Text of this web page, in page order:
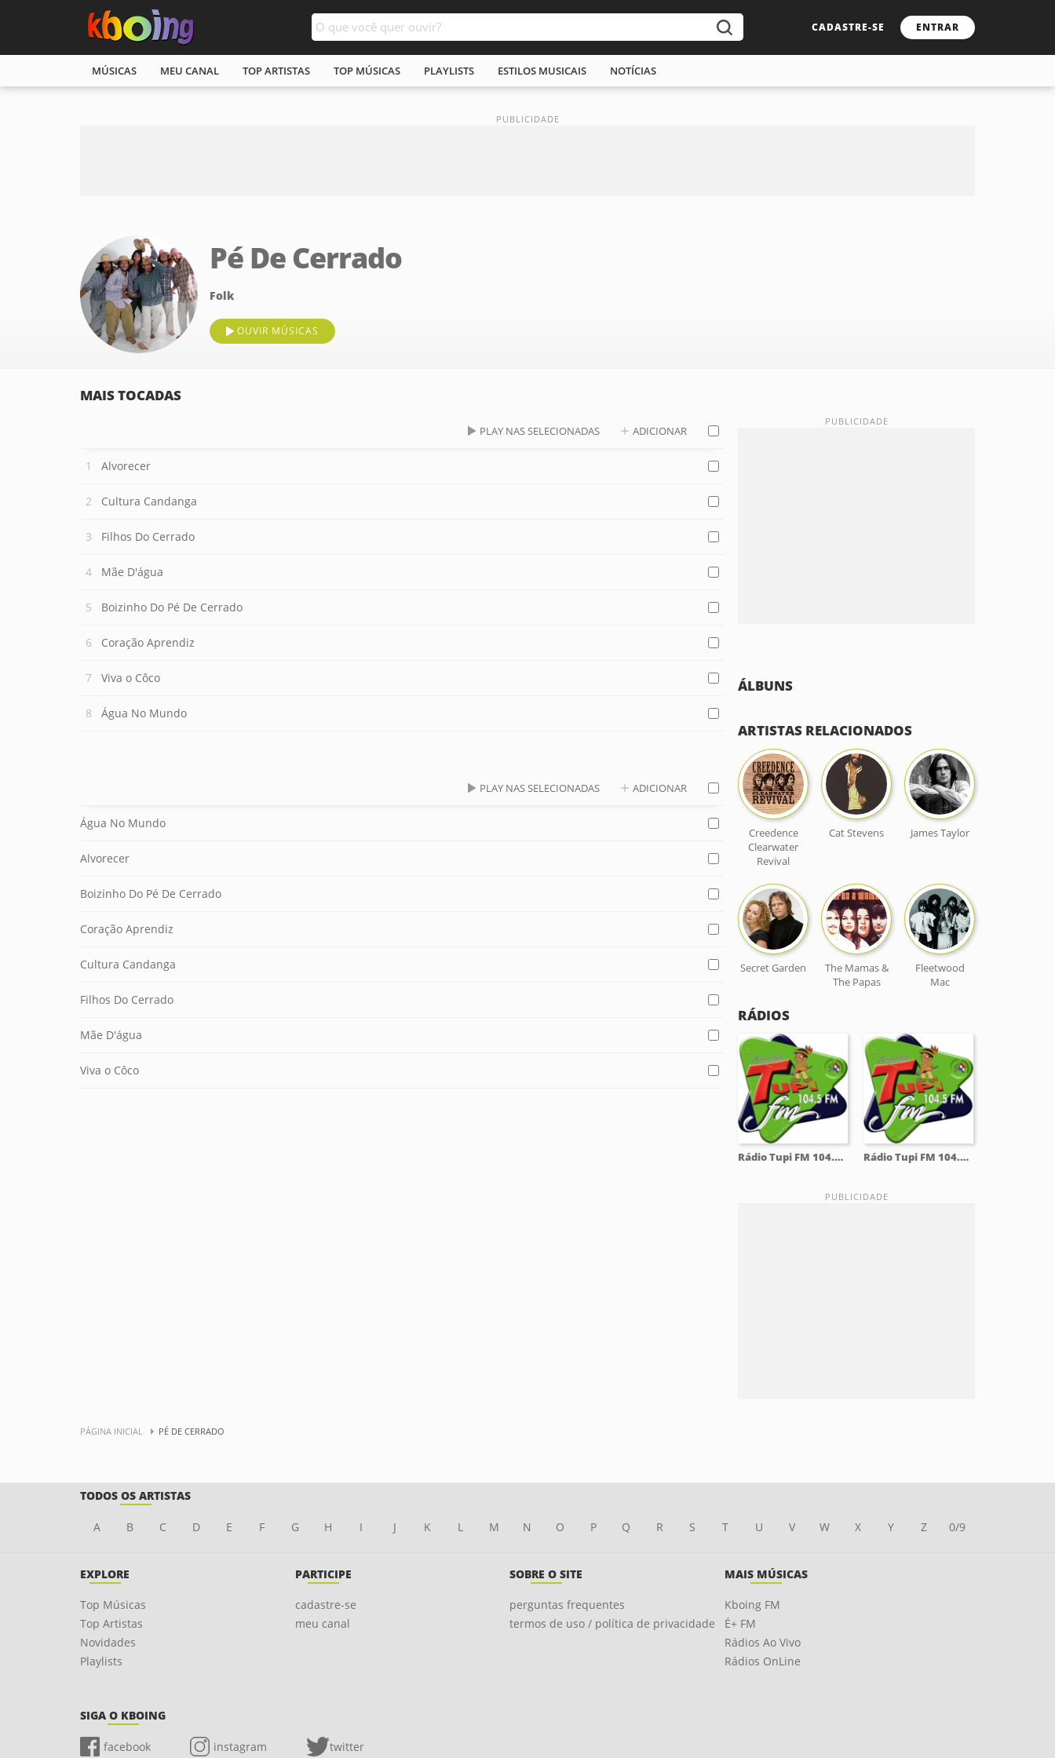
CADASTRE-SE ENTRAR
MÚSICAS MEU CANAL TOP ARTISTAS TOP MÚSICAS PLAYLISTS ESTILOS MUSICAIS NOTÍCIAS
Pé De Cerrado
Folk
OUVIR MÚSICAS
MAIS TOCADAS
PLAY NAS SELECIONADAS ADICIONAR
Alvorecer
Cultura Candanga
Filhos Do Cerrado
Mãe D'água
Boizinho Do Pé De Cerrado
Coração Aprendiz
Viva o Côco
Água No Mundo
PLAY NAS SELECIONADAS ADICIONAR
Água No Mundo
Alvorecer
Boizinho Do Pé De Cerrado
Coração Aprendiz
Cultura Candanga
Filhos Do Cerrado
Mãe D'água
Viva o Côco
ÁLBUNS
ARTISTAS RELACIONADOS
Creedence
Clearwater
Revival
Cat Stevens James Taylor
Secret Garden
The Mamas &
The Papas
Fleetwood
Mac
RÁDIOS
Rádio Tupi FM 104.5 Mhz Rádio Tupi FM 104.5 Mhz
PÁGINA INICIAL PÉ DE CERRADO
TODOS OS ARTISTAS
A B C D E F G H I J K L M N O P Q R S T U V W X Y Z 0/9
EXPLORE
Top Músicas
Top Artistas
Novidades
Playlists
PARTICIPE
cadastre-se
meu canal
SOBRE O SITE
perguntas frequentes
termos de uso / política de privacidade
MAIS MÚSICAS
Kboing FM
É+ FM
Rádios Ao Vivo
Rádios OnLine
SIGA O KBOING
facebook instagram twitter